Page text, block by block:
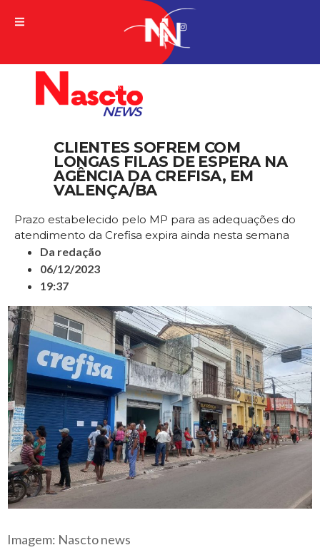
A VERDADE DA NOTICIA
CLIENTES SOFREM COM
LONGAS FILAS DE ESPERA NA
AGÊNCIA DA CREFISA, EM
VALENÇA/BA
Prazo estabelecido pelo MP para as adequações do
atendimento da Crefisa expira ainda nesta semana
Da redação
06/12/2023
19:37
Imagem: Nascto news